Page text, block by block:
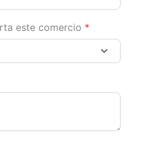
este comercio *